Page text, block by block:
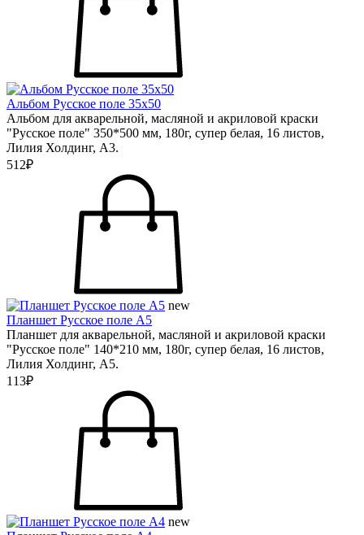
Альбом Русское поле 35х50
Альбом для акварельной, масляной и акриловой краски
"Русское поле" 350*500 мм, 180г, супер белая, 16 листов,
Лилия Холдинг, А3.
512₽
new
Планшет Русское поле А5
Планшет для акварельной, масляной и акриловой краски
"Русское поле" 140*210 мм, 180г, супер белая, 16 листов,
Лилия Холдинг, А5.
113₽
new